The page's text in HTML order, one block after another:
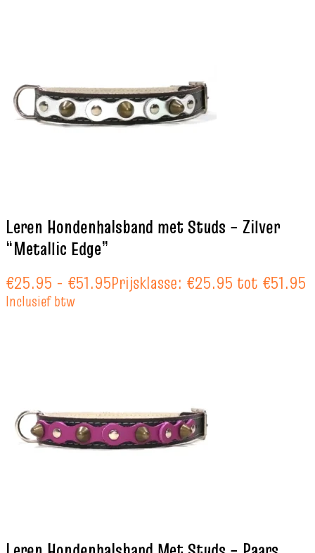
Leren Hondenhalsband met Studs – Zilver
“Metallic Edge”
€25.95 - €51.95Prijsklasse: €25.95 tot €51.95
Inclusief btw